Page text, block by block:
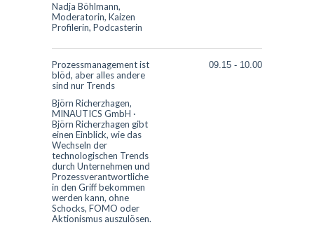
Nadja Böhlmann,
Moderatorin, Kaizen
Profilerin, Podcasterin
Prozessmanagement ist
blöd, aber alles andere
sind nur Trends
Björn Richerzhagen,
MINAUTICS GmbH ·
Björn Richerzhagen gibt
einen Einblick, wie das
Wechseln der
technologischen Trends
durch Unternehmen und
Prozessverantwortliche
in den Griff bekommen
werden kann, ohne
Schocks, FOMO oder
Aktionismus auszulösen.
09.15 - 10.00